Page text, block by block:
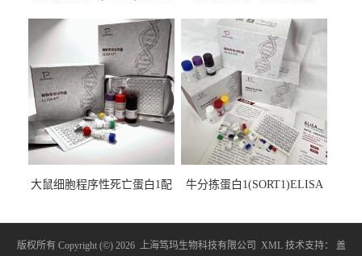
大鼠细胞程序性死亡蛋白1配
试剂盒
牛分拣蛋白1(SORT1)ELISA
版权所有 Copyright (©) 2026 上海笃玛生物科技有限公司 XML技术支持： 盖